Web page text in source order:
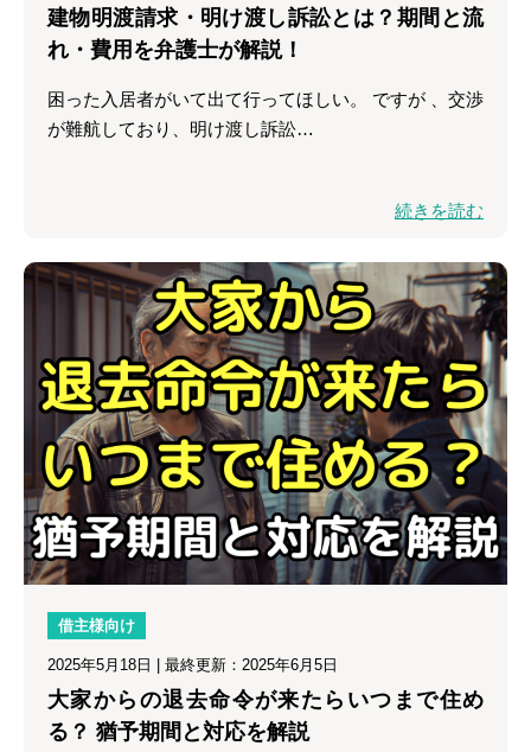
建物明渡請求・明け渡し訴訟とは？期間と流
れ・費用を弁護士が解説！
困った入居者がいて出て行ってほしい。 ですが 、交渉
が難航しており、明け渡し訴訟…
続きを読む
借主様向け
2025年5月18日 | 最終更新：2025年6月5日
大家からの退去命令が来たらいつまで住め
る？ 猶予期間と対応を解説